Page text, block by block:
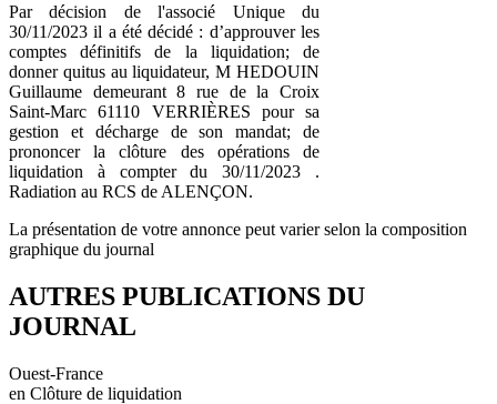
Par décision de l'associé Unique du
30/11/2023 il a été décidé : d’approuver les
comptes définitifs de la liquidation; de
donner quitus au liquidateur, M HEDOUIN
Guillaume demeurant 8 rue de la Croix
Saint-Marc 61110 VERRIÈRES pour sa
gestion et décharge de son mandat; de
prononcer la clôture des opérations de
liquidation à compter du 30/11/2023 .
Radiation au RCS de ALENÇON.
La présentation de votre annonce peut varier selon la composition
graphique du journal
AUTRES PUBLICATIONS DU
JOURNAL
Ouest-France
en Clôture de liquidation